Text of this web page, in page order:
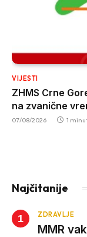
VIJESTI
ZHMS Crne
na zvanične
07/08/2026 1
Najčitanije
ZDRAVLJE
MMR